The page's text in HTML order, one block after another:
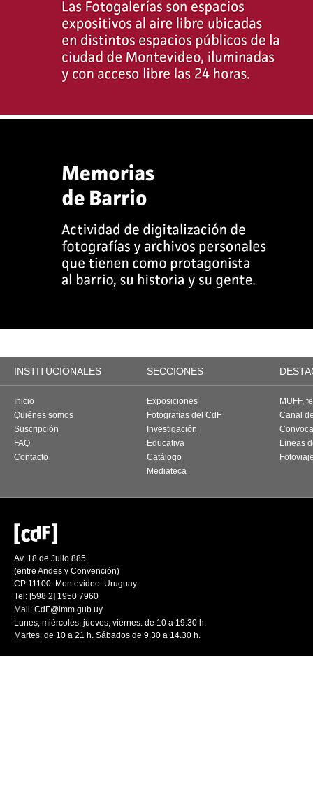
INSTITUCIONALES SECCIONES
Inicio
Quiénes somos
Suscripción
FAQ
Contacto
Exposiciones
Fotografías del CdF
Investigación
Educativa
Catálogo
Mediateca
MUFF,
Canal
Líneas
Av. 18 de Julio 885
(entre Andes y Convención)
CP 11100. Montevideo. Uruguay
Tel: [598 2] 1950 7960
Mail: CdF@imm.gub.uy
Lunes, miércoles, jueves, viernes: de 10 a 19.30 h.
Martes: de 10 a 21 h. Sábados de 9.30 a 14.30 h.